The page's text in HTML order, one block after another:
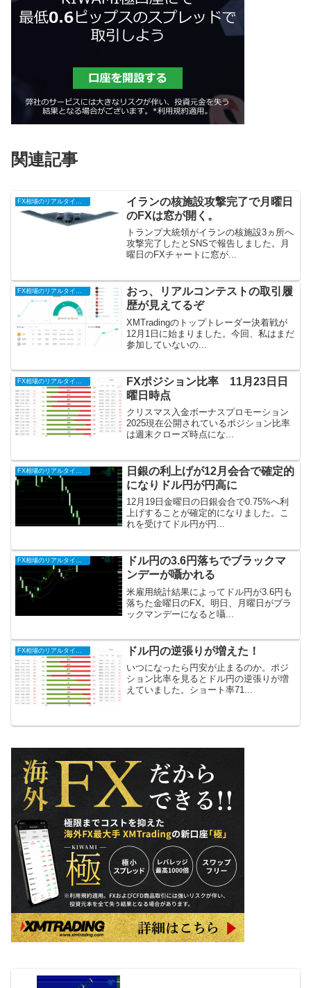
関連記事
イランの核施設攻撃完了で月曜日
のFXは窓が開く。
トランプ大統領がイランの核施設3ヵ所へ
攻撃完了したとSNSで報告しました。月
曜日のFXチャートに窓が...
FX相場のリアルタイム情報2025
おっ、リアルコンテストの取引履
歴が見えてるぞ
XMTradingのトップトレーダー決着戦が
12月1日に始まりました。今回、私はまだ
参加していないの...
FXポジション比率 11月23日日
曜日時点
クリスマス入金ボーナスプロモーション
2025現在公開されているポジション比率
は週末クローズ時点にな...
日銀の利上げが12月会合で確定的
になりドル円が円高に
12月19日金曜日の日銀会合で0.75%へ利
上げすることが確定的になりました。こ
れを受けてドル円が円...
FX相場のリアルタイム情報2025
ドル円の3.6円落ちでブラックマ
ンデーが囁かれる
米雇用統計結果によってドル円が3.6円も
落ちた金曜日のFX。明日、月曜日がブラ
ックマンデーになると囁...
ドル円の逆張りが増えた！
いつになったら円安が止まるのか。ポジ
ション比率を見るとドル円の逆張りが増
えていました。ショート率71...